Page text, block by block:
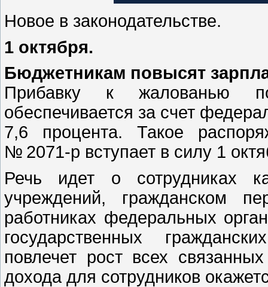
Новое в законодательстве.
1 октября.
Бюджетникам повысят
Прибавку к жалованью
обеспечивается за счет
7,6 процента. Такое
№ 2071-р вступает в силу 1
Речь идет о сотрудниках
учреждений, гражданском
работниках федеральных
государственных
повлечет рост всех
дохода для сотрудников